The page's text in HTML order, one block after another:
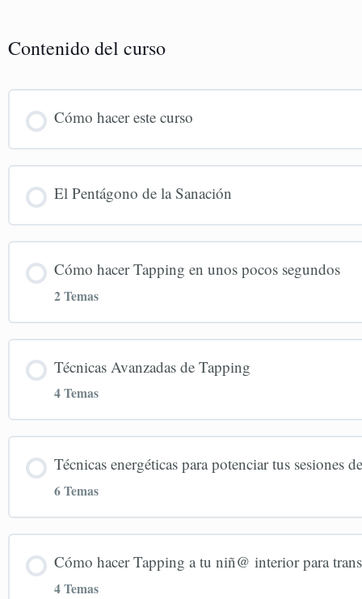
Contenido del curso
Cómo hacer este curso
El Pentágono de la Sanación
Cómo hacer Tapping en unos pocos segundos
2 Temas
Repaso rápido de la Técnica Completa de Tapping
Variantes Simplificadas de Tapping
Técnicas Avanzadas de Tapping
4 Temas
Técnicas Avanzadas de Tapping 1
Técnicas Avanzadas de Tapping 2
Técnicas energéticas para potenciar tus sesiones
6 Temas
Cómo hacer Tapping a tu niñ@ interior para
4 Temas